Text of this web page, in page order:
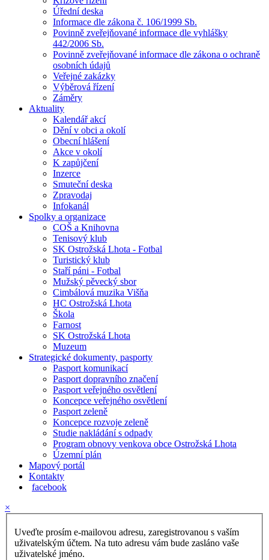
Úřední deska
Informace dle zákona č. 106/1999 Sb.
Povinně zveřejňované informace dle vyhlášky
442/2006 Sb.
Povinně zveřejňované informace dle zákona o ochraně
osobních údajů
Veřejné zakázky
Výběrová řízení
Záměry
Aktuality
Kalendář akcí
Dění v obci a okolí
Obecní hlášení
Akce v okolí
K zapůjčení
Inzerce
Smuteční deska
Zpravodaj
Infokanál
Spolky a organizace
COŠ a Knihovna
Tenisový klub
SK Ostrožská Lhota - Fotbal
Turistický klub
Staří páni - Fotbal
Mužský pěvecký sbor
Cimbálová muzika Višňa
HC Ostrožská Lhota
Škola
Farnost
SK Ostrožská Lhota
Muzeum
Strategické dokumenty, pasporty
Pasport komunikací
Pasport dopravního značení
Pasport veřejného osvětlení
Koncepce veřejného osvětlení
Pasport zeleně
Koncepce rozvoje zeleně
Studie nakládání s odpady
Program obnovy venkova obce Ostrožská Lhota
Územní plán
Mapový portál
Kontakty
facebook
×
Uveďte prosím e-mailovou adresu, zaregistrovanou s vaším
uživatelským účtem. Na tuto adresu vám bude zasláno vaše
uživatelské jméno.